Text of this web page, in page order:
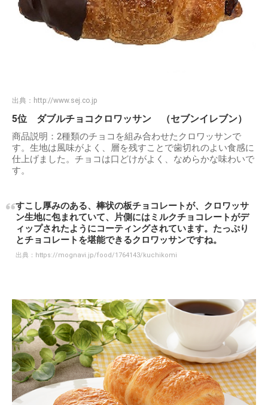
出典： http://www.sej.co.jp
5位 ダブルチョコクロワッサン （セブンイレブン）
商品説明：2種類のチョコを組み合わせたクロワッサンで
す。生地は風味がよく、層を残すことで歯切れのよい食感に
仕上げました。チョコは口どけがよく、なめらかな味わいで
す。
すこし厚みのある、棒状の板チョコレートが、クロワッサ
ン生地に包まれていて、片側にはミルクチョコレートがデ
ィップされたようにコーティングされています。たっぷり
とチョコレートを堪能できるクロワッサンですね。
出典： https://mognavi.jp/food/1764143/kuchikomi